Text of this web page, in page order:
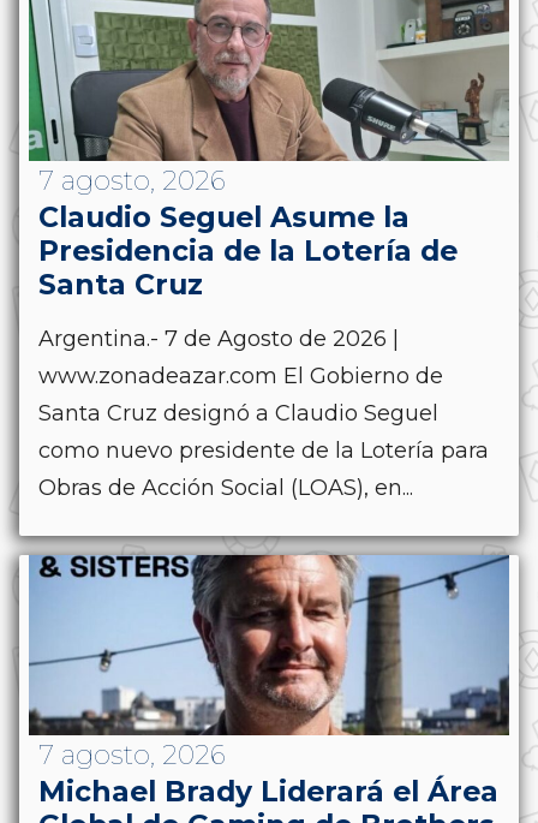
7 agosto, 2026
Claudio Seguel Asume la
Presidencia de la Lotería de
Santa Cruz
Argentina.- 7 de Agosto de 2026 |
www.zonadeazar.com El Gobierno de
Santa Cruz designó a Claudio Seguel
como nuevo presidente de la Lotería para
Obras de Acción Social (LOAS), en...
7 agosto, 2026
Michael Brady Liderará el Área